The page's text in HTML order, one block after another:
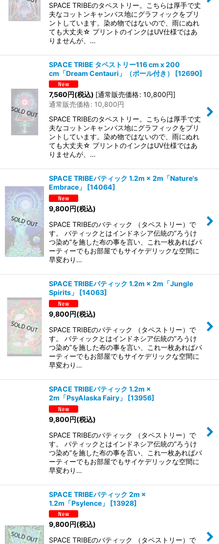
SPACE TRIBEのタペストリー。こちらは厚手で丈
夫なコットンキャンバス地にグラフィックをプリ
ントしています。染め物ではないので、雨にぬれ
ても大丈夫☆ プリントのインクはUV仕様ではあ
りませんが、…
SPACE TRIBE タペストリー116 cm x 200
cm「Dream Centauri」（ポール付き）
[12690]
7,560 円(税込) [通常販売価格: 10,800円]
通常販売価格: 10,800円
SPACE TRIBEのタペストリー。こちらは厚手で丈
夫なコットンキャンバス地にグラフィックをプリ
ントしています。染め物ではないので、雨にぬれ
ても大丈夫☆ プリントのインクはUV仕様ではあ
りませんが、…
SPACE TRIBEバティック 1.2m × 2m「Nature's
Embrace」
[14064]
9,800円(税込)
SPACE TRIBEのバティック （タペストリー）で
す。 バティックとはインドネシア伝統の”ろうけ
つ染め”を施した布の事を言い、これ一枚あればパ
ーティーでもお部屋でもサイケデリックな空間に
早変わり…
SPACE TRIBEバティック 1.2m × 2m「Jungle
Spirits」
[14063]
9,800円(税込)
SPACE TRIBEのバティック （タペストリー）で
す。 バティックとはインドネシア伝統の”ろうけ
つ染め”を施した布の事を言い、これ一枚あればパ
ーティーでもお部屋でもサイケデリックな空間に
早変わり…
SPACE TRIBEバティック 1.2m ×
2m「PsyAlaska Fairy」
[13956]
9,800円(税込)
SPACE TRIBEのバティック （タペストリー）で
す。 バティックとはインドネシア伝統の”ろうけ
つ染め”を施した布の事を言い、これ一枚あればパ
ーティーでもお部屋でもサイケデリックな空間に
早変わり…
SPACE TRIBEバティック 2m ×
1.2m「Psylence」
[13928]
9,800円(税込)
SPACE TRIBEのバティック （タペストリー）で